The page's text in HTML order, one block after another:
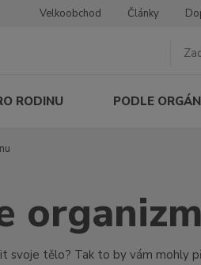
Velkoobchod Články
RODINU PODLE
tělo? Tak to by vám mohly